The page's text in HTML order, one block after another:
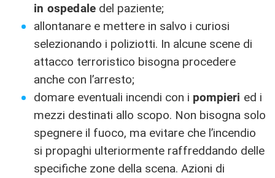
in ospedale del paziente;
allontanare e mettere in salvo i curiosi
selezionando i poliziotti. In alcune scene di
attacco terroristico bisogna procedere
anche con l’arresto;
domare eventuali incendi con i pompieri ed i
mezzi destinati allo scopo. Non bisogna solo
spegnere il fuoco, ma evitare che l’incendio
si propaghi ulteriormente raffreddando delle
specifiche zone della scena. Azioni di